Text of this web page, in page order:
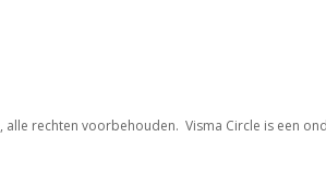
, alle rechten voorbehouden. Visma Circle is een